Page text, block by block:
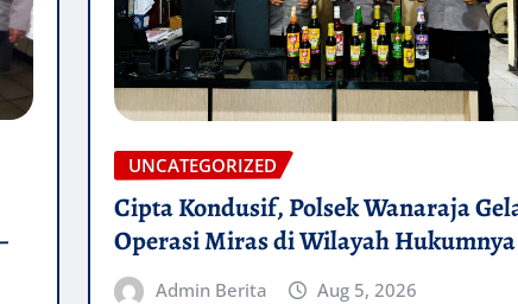
Cipta Kondusif, Polsek Wanaraja Gelar
Operasi Miras di Wilayah Hukumnya
Admin Berita Aug 5, 2026